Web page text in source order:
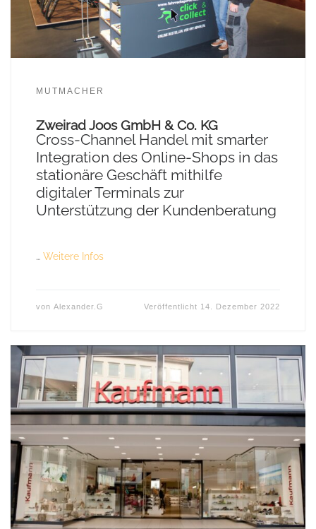
MUTMACHER
Zweirad Joos GmbH & Co. KG
Cross-Channel Handel mit smarter
Integration des Online-Shops in das
stationäre Geschäft mithilfe
digitaler Terminals zur
Unterstützung der Kundenberatung
… Weitere Infos
von Alexander.G Veröffentlicht 14. Dezember 2022